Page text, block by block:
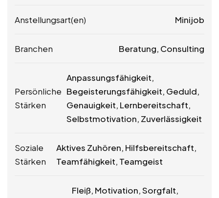
Anstellungsart(en) Minijob
Branchen Beratung, Consulting
Persönliche
Stärken
Anpassungsfähigkeit,
Begeisterungsfähigkeit, Geduld,
Genauigkeit, Lernbereitschaft,
Selbstmotivation, Zuverlässigkeit
Soziale
Stärken
Aktives Zuhören, Hilfsbereitschaft,
Teamfähigkeit, Teamgeist
Fleiß, Motivation, Sorgfalt,